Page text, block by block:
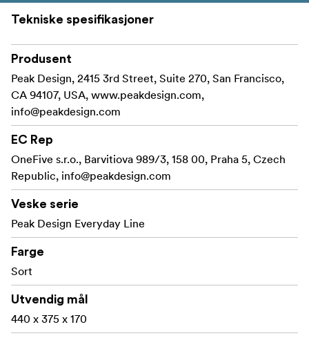
Tekniske spesifikasjoner
Produsent
Peak Design, 2415 3rd Street, Suite 270, San Francisco,
CA 94107, USA, www.peakdesign.com,
info@peakdesign.com
EC Rep
OneFive s.r.o., Barvitiova 989/3, 158 00, Praha 5, Czech
Republic, info@peakdesign.com
Veske serie
Peak Design Everyday Line
Farge
Sort
Utvendig mål
440 x 375 x 170